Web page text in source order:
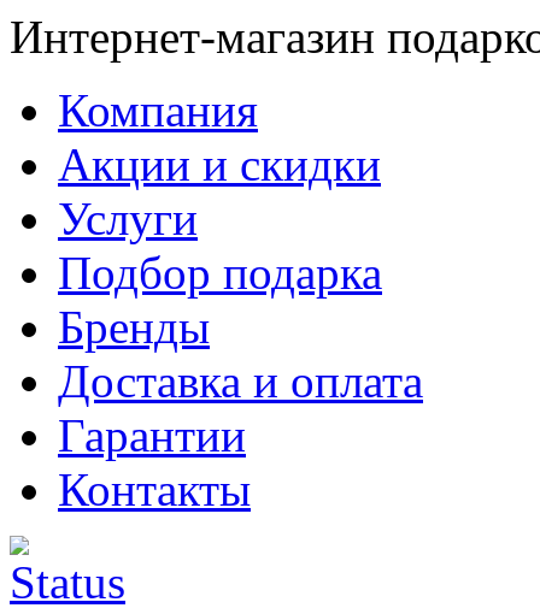
Интернет-магазин
Компания
Акции и скидки
Услуги
Подбор подарка
Бренды
Доставка и оплата
Гарантии
Контакты